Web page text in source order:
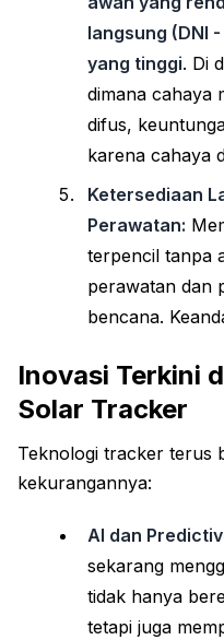
langsung (DNI
yang tinggi. Di
dimana cahaya
difus,
karena cahaya
Ketersediaan
Perawatan:
terpencil tanpa
perawatan dan
bencana.
Inovasi Terkini
Solar Tracker
Teknologi tracker terus
kekurangannya:
AI dan
sekarang
tidak hanya
tetapi juga